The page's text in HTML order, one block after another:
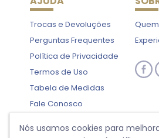
Nós usamos cookies para
Trocas e Devoluções
Perguntas Frequentes
Política de Privacidade
Termos de Uso
Tabela de Medidas
Fale Conosco